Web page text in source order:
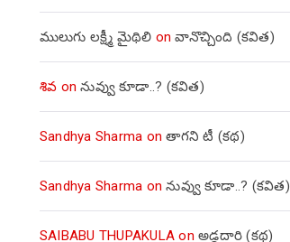
ములుగు లక్ష్మీ మైథిలి onవానొచ్చింది (కవిత)
శివ onనువ్వు కూడా..? (కవిత)
Sandhya Sharma onతాగని టీ (కథ)
Sandhya Sharma onనువ్వు కూడా..? (కవిత)
SAIBABU THUPAKULA onఅడ్డదారి (కథ)